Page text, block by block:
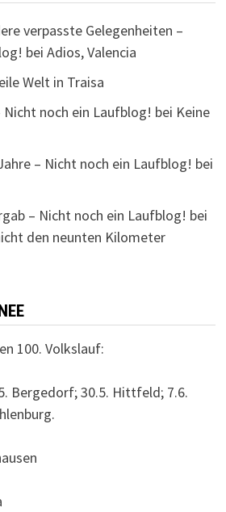
verpasste Gelegenheiten –
bei Adios, Valencia
Welt in Traisa
Nicht noch ein Laufblog! bei Keine
– Nicht noch ein Laufblog! bei
– Nicht noch ein Laufblog! bei
den neunten Kilometer
100. Volkslauf:
Bergedorf; 30.5. Hittfeld; 7.6.